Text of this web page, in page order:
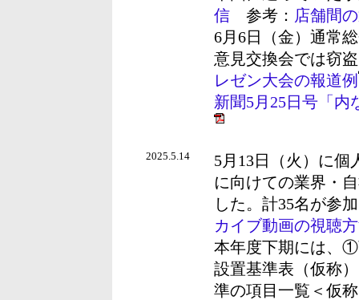
信 参考： 店舗間
6月6日（金）通常
意見交換会では窃
レゼン大会の報道例
新聞5月25日号「内
2025.5.14
5月13日（火）に個
に向けての業界・
した。計35名が参
カイブ動画の視聴
本年度下期には、
設置基準表（仮称
準の項目一覧＜仮